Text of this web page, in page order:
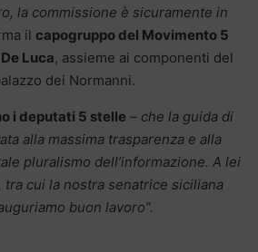
la commissione è sicuramente in
il capogruppo del Movimento 5
Luca, assieme ai componenti del
dei Normanni.
i deputati 5 stelle – che la guida di
alla massima trasparenza e alla
pluralismo dell’informazione. A lei
tra cui la nostra senatrice siciliana
buon lavoro”.